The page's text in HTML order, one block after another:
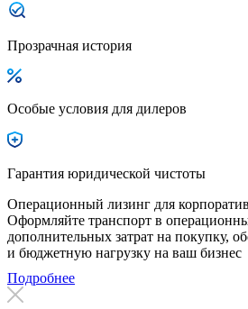
Прозрачная история
Особые условия для дилеров
Гарантия юридической чистоты
Операционный лизинг для
Оформляйте транспорт в
дополнительных затрат на покупку,
и бюджетную нагрузку на ваш бизнес
Подробнее